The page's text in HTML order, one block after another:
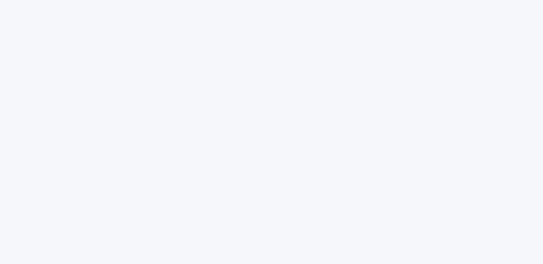
；
职称；